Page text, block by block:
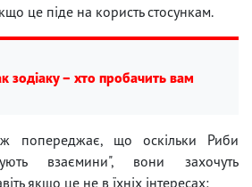
це піде на користь стосункам.
зодіаку – хто пробачить вам
попереджає, що оскільки Риби
взаємини", вони захочуть
якщо це не в їхніх інтересах: